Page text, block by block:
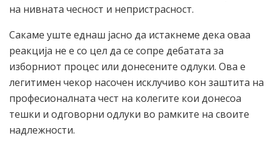
на нивната чесност и непристрасност.
Сакаме уште еднаш јасно да истакнеме дека оваа
реакција не е со цел да се сопре дебатата за
изборниот процес или донесените одлуки. Ова е
легитимен чекор насочен исклучиво кон заштита на
професионалната чест на колегите кои донесоа
тешки и одговорни одлуки во рамките на своите
надлежности.